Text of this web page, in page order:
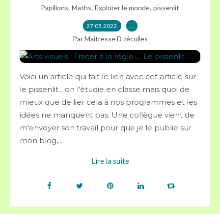
Papillons, Maths, Explorer le monde, pissenlit
27.05.2022 …
Par Maitresse D zécolles
Voici un article qui fait le lien avec cet article sur
le pissenlit... on l'étudie en classe mais quoi de
mieux que de lier cela à nos programmes et les
idées ne manquent pas. Une collègue vient de
m'envoyer son travail pour que je le publie sur
mon blog,...
Lire la suite